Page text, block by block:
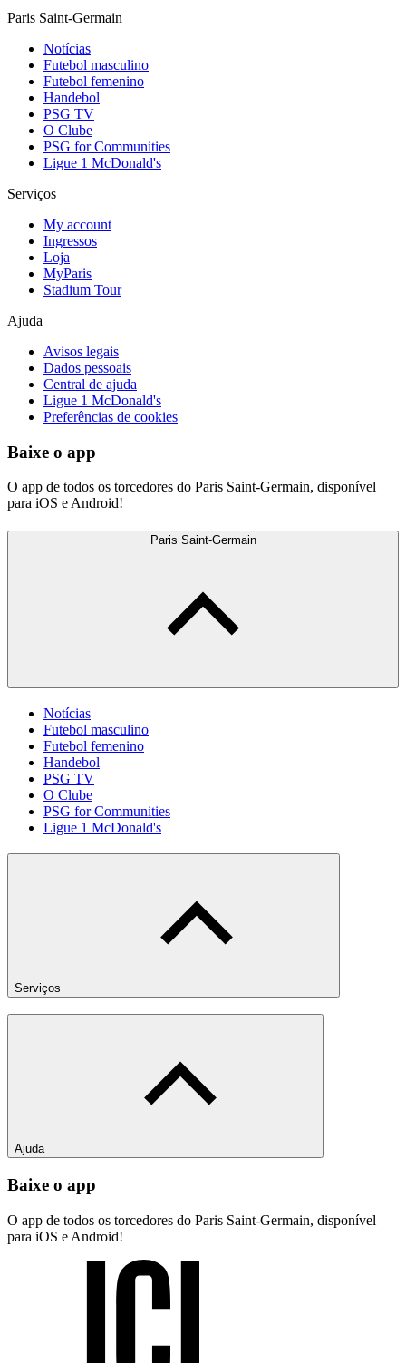
Paris Saint-Germain
Notícias
Futebol masculino
Futebol femenino
Handebol
PSG TV
O Clube
PSG for Communities
Ligue 1 McDonald's
Serviços
My account
Ingressos
Loja
MyParis
Stadium Tour
Ajuda
Avisos legais
Dados pessoais
Central de ajuda
Ligue 1 McDonald's
Preferências de cookies
Baixe o app
O app de todos os torcedores do Paris Saint-Germain, disponível
para iOS e Android!
Paris Saint-Germain
Notícias
Futebol masculino
Futebol femenino
Handebol
PSG TV
O Clube
PSG for Communities
Ligue 1 McDonald's
Serviços
Ajuda
Baixe o app
O app de todos os torcedores do Paris Saint-Germain, disponível
para iOS e Android!